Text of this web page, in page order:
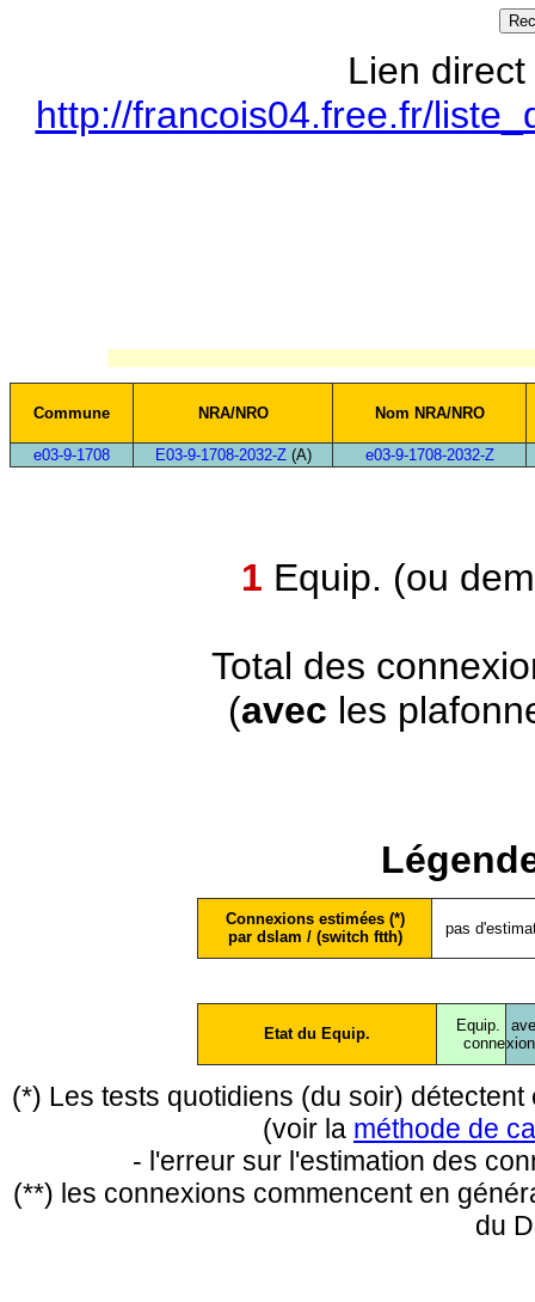
Lien
http://francois04.free.fr/
Commune NRA/NRO Nom NRA/NRO
e03-9-1708 E03-9-1708-2032-Z(A) e03-9-1708-2032-Z
1 Equip. (ou
Total des
(avec les
Connexions estimées (*)
par dslam / (switch ftth)
pas
Etat du Equip.
Equip.
conne
(*) Les tests quotidiens (du soir)
(voir la méthode de
- l'erreur sur l'estimation des
(**) les connexions commencent en
du